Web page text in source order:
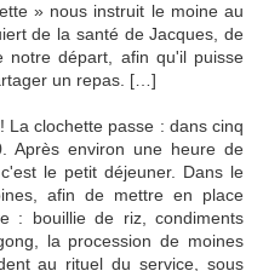
» nous instruit le moine au
de la santé de Jacques, de
départ, afin qu'il puisse
un repas. […]
La clochette passe : dans cinq
Après environ une heure de
le petit déjeuner. Dans le
afin de mettre en place
: bouillie de riz, condiments
la procession de moines
au rituel du service, sous